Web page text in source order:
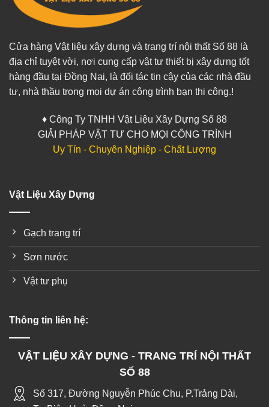
Cửa hàng Vật liệu xây dựng và trang trí nội thất Số 88 là
địa chỉ tuyệt vời, nơi cung cấp vật tư thiết bị xây dựng tốt
hàng đầu tại Đồng Nai, là đối tác tin cậy của các nhà đầu
tư, nhà thầu trong mọi dự án công trình bạn thi công.!
♦ Công Ty TNHH Vật Liệu Xây Dựng Số 88
GIẢI PHÁP VẬT TƯ CHO MỌI CÔNG TRÌNH
Uy Tín - Chuyên Nghiệp - Chất Lượng
Vật Liệu Xây Dựng
Gạch trang trí
Sơn nước
Vật tư phụ
Thông tin liên hệ:
VẬT LIỆU XÂY DỰNG - TRANG TRÍ NỘI THẤT
SỐ 88
Số 317, Đường Nguyễn Phúc Chu, P.Trảng Dài,